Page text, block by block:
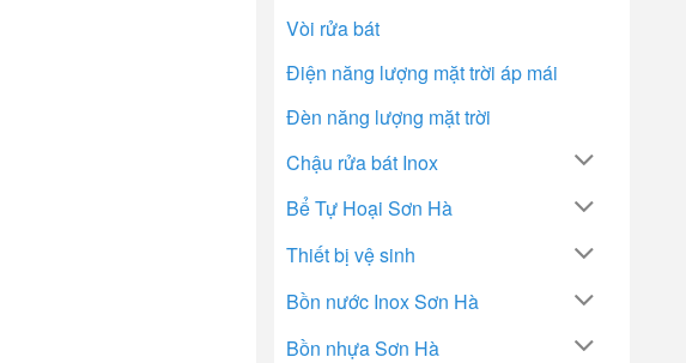
Vòi rửa bát
Điện năng lượng mặt trời áp mái
Đèn năng lượng mặt trời
Chậu rửa bát Inox
Bể Tự Hoại Sơn Hà
Thiết bị vệ sinh
Bồn nước Inox Sơn Hà
Bồn nhựa Sơn Hà